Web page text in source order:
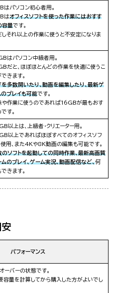
はパソコン初心者用。
はオフィスソフトを使った作業にはおすす
容量です。
しそれ以上の作業に使うと不安定になりま
はパソコン中級者用。
だと、ほぼほとんどの作業を快適に使うこ
できます。
を多数開いたり、動画を編集したり、最新ゲ
のプレイも可能です。
や作業に使うのであれば16GBが最もおす
す。
以上は、上級者・クリエーター用。
以上であればほぼすべてのオフィスソフ
使用、また4Kや8K動画の編集も可能です。
のソフトを起動しての同時作業、最新高画質
ムのプレイ、ゲーム実況、動画配信など、何
きます。
安
パフォーマンス
ーバーの状態です。
容量を計算してから購入した方がよいでし